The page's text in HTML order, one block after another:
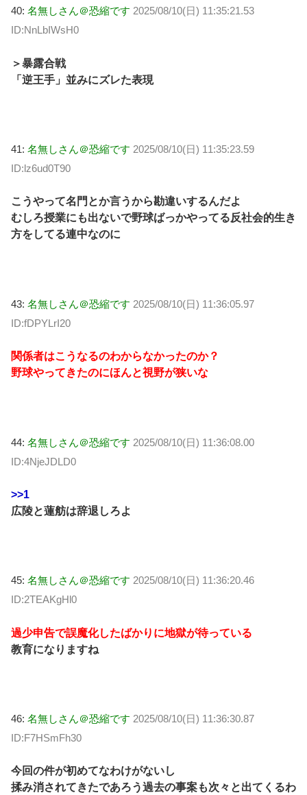
40: 名無しさん＠恐縮です 2025/08/10(日) 11:35:21.53
ID:NnLbIWsH0
＞暴露合戦
「逆王手」並みにズレた表現
41: 名無しさん＠恐縮です 2025/08/10(日) 11:35:23.59
ID:lz6ud0T90
こうやって名門とか言うから勘違いするんだよ
むしろ授業にも出ないで野球ばっかやってる反社会的生き
方をしてる連中なのに
43: 名無しさん＠恐縮です 2025/08/10(日) 11:36:05.97
ID:fDPYLrI20
関係者はこうなるのわからなかったのか？
野球やってきたのにほんと視野が狭いな
44: 名無しさん＠恐縮です 2025/08/10(日) 11:36:08.00
ID:4NjeJDLD0
>>1
広陵と蓮舫は辞退しろよ
45: 名無しさん＠恐縮です 2025/08/10(日) 11:36:20.46
ID:2TEAKgHl0
過少申告で誤魔化したばかりに地獄が待っている
教育になりますね
46: 名無しさん＠恐縮です 2025/08/10(日) 11:36:30.87
ID:F7HSmFh30
今回の件が初めてなわけがないし
揉み消されてきたであろう過去の事案も次々と出てくるわ